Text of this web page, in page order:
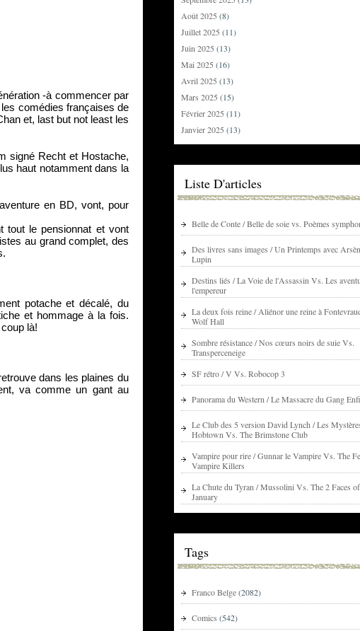
-à commencer par
les comédies françaises de
et, last but not least les
signé Recht et Hostache,
haut notamment dans la
en BD, vont, pour
tout le pensionnat et vont
au grand complet, des
potache et décalé, du
et hommage à la fois.
là!
dans les plaines du
va comme un gant au
Août 2025 (8)
Juillet 2025 (11)
Juin 2025 (13)
Mai 2025 (16)
Avril 2025 (13)
Mars 2025 (15)
Février 2025 (11)
Janvier 2025 (13)
Liste D'articles
Belle de Conte / Belle de soie vs. Poèmes
Des livres sans images / Un Printemps avec
Lupin
Destins liés / La Voie de l'Assassin Vs. Les
l'empereur
La deux fois reine / Aliénor une reine à
Wolf Hall
Sombre résistance / Nos cœurs noirs de suie Vs.
Transperceneige
SF rétro / V Vs. Robocop 3
Panorama du Western / Le Massacre du Gang
Le Club des 5 version David Lynch / Les
Hobtown Vs. The Brimstone Club
Vampire pour rire / Gunnar le Vampire Vs. The
Vampire Killers
La Chute du Tyran / Mussolini Vs. The 2 Faces of
January
Tags
Franco Belge(2082)
Comics (542)